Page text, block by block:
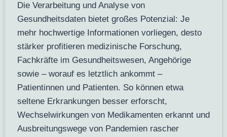
Die Verarbeitung und Analyse von
Gesundheitsdaten bietet großes Potenzial: Je
mehr hochwertige Informationen vorliegen, desto
stärker profitieren medizinische Forschung,
Fachkräfte im Gesundheitswesen, Angehörige
sowie – worauf es letztlich ankommt –
Patientinnen und Patienten. So können etwa
seltene Erkrankungen besser erforscht,
Wechselwirkungen von Medikamenten erkannt und
Ausbreitungswege von Pandemien rascher